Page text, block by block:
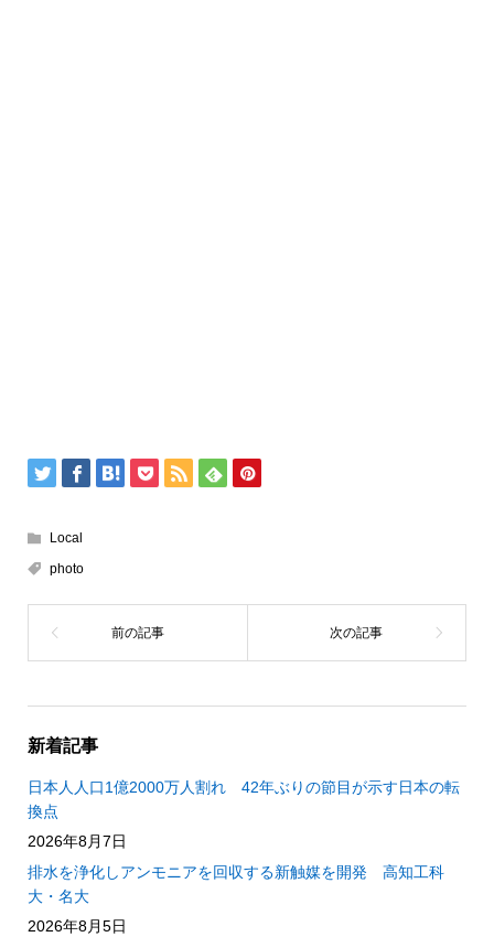
Local
photo
新着記事
日本人人口1億2000万人割れ 42年ぶりの節目が示す日本の転
換点
2026年8月7日
排水を浄化しアンモニアを回収する新触媒を開発 高知工科
大・名大
2026年8月5日